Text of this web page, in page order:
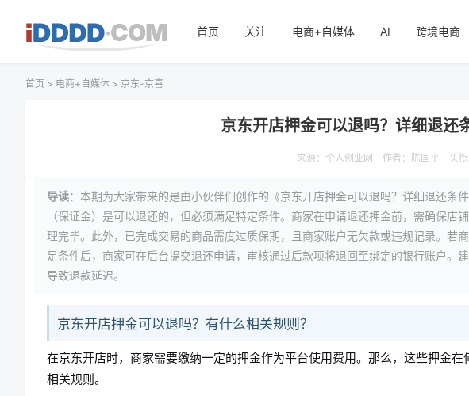
首页 关注 电商+自媒体 AI 跨境电商
首页 > 电商+自媒体 > 京东-京喜
京东开店押金可以退吗？详细退还
来源： 个人创业网 作者：陈国平 头
导读：本期为大家带来的是由小伙伴们创作的《京东开店押金可以退吗？详细退还条
（保证金）是可以退还的，但必须满足特定条件。商家在申请退还押金前，需确保
理完毕。此外，已完成交易的商品需度过质保期，且商家账户无欠款或违规记录。若
足条件后，商家可在后台提交退还申请，审核通过后款项将退回至绑定的银行账户。
导致退款延迟。
京东开店押金可以退吗？有什么相关规则？
在京东开店时，商家需要缴纳一定的押金作为平台使用费用。那么，这些押金
相关规则。